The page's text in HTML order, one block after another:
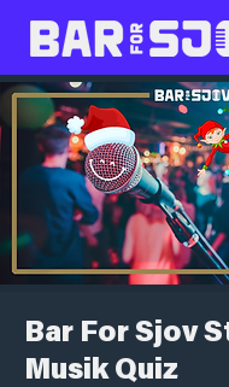
Bar For Sjov
Musik Quiz